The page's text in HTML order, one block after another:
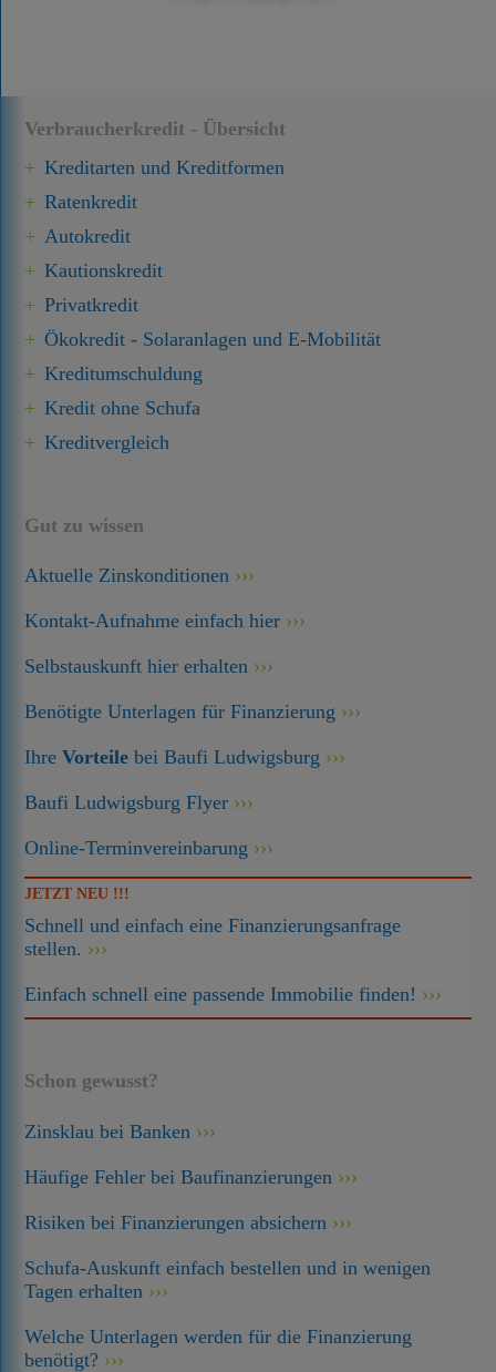
Verbraucherkredit - Übersicht
Kreditarten und Kreditformen
Ratenkredit
Autokredit
Kautionskredit
Privatkredit
Ökokredit - Solaranlagen und E-Mobilität
Kredit­umschuldung
Kredit ohne Schufa
Kreditvergleich
Gut zu wissen
Aktuelle Zinskonditionen
Kontakt-Aufnahme einfach hier
Selbstauskunft hier erhalten
Benötigte Unterlagen für Finanzierung
IhreVorteile bei Baufi Ludwigsburg
Baufi Ludwigsburg Flyer
Online-Terminvereinbarung
JETZT NEU !!!
Schnell und einfach eine Finanzierungsanfrage
stellen.
Einfach schnell eine passende Immobilie finden!
Schon gewusst?
Zinsklau bei Banken
Häufige Fehler bei Baufinanzierungen
Risiken bei Finanzierungen absichern
Schufa-Auskunft einfach bestellen und in wenigen
Tagen erhalten
Welche Unterlagen werden für die Finanzierung
benötigt?